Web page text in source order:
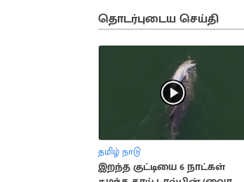
தொடர்புடைய செய்தி
தமிழ் நாடு
இறந்த குட்டியை 6 நாட்கள்